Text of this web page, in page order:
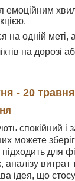
емоційним
на одній меті,
на дорозі
- 20
спокійний і
можете
для
витрат
ідея, що